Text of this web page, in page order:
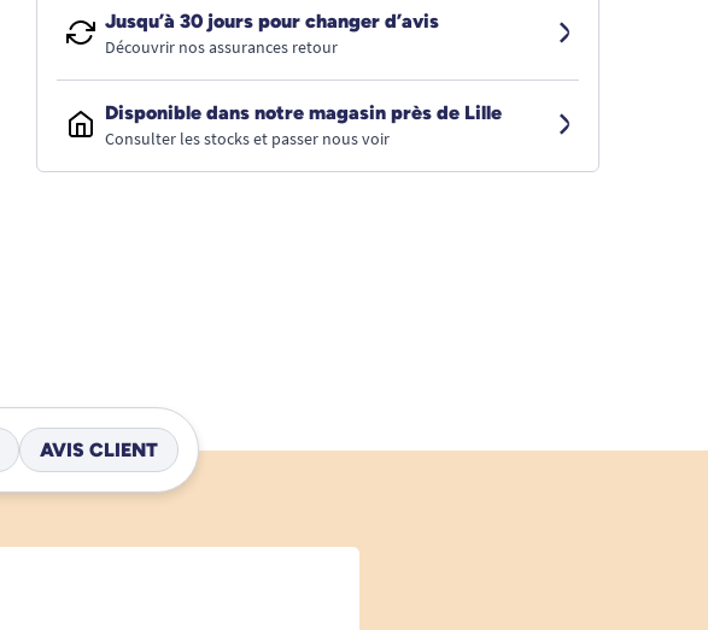
Jusqu’à 30 jours pour changer d’avis
Découvrir nos assurances retour
Disponible dans notre magasin près de Lille
Consulter les stocks et passer nous voir
AVIS CLIENT